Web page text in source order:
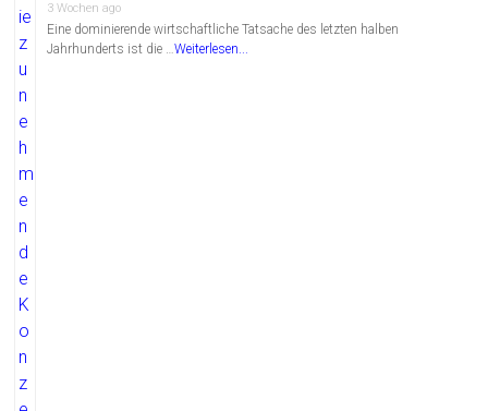
3 Wochen ago
Eine dominierende wirtschaftliche Tatsache des letzten halben
Jahrhunderts ist die …Weiterlesen...